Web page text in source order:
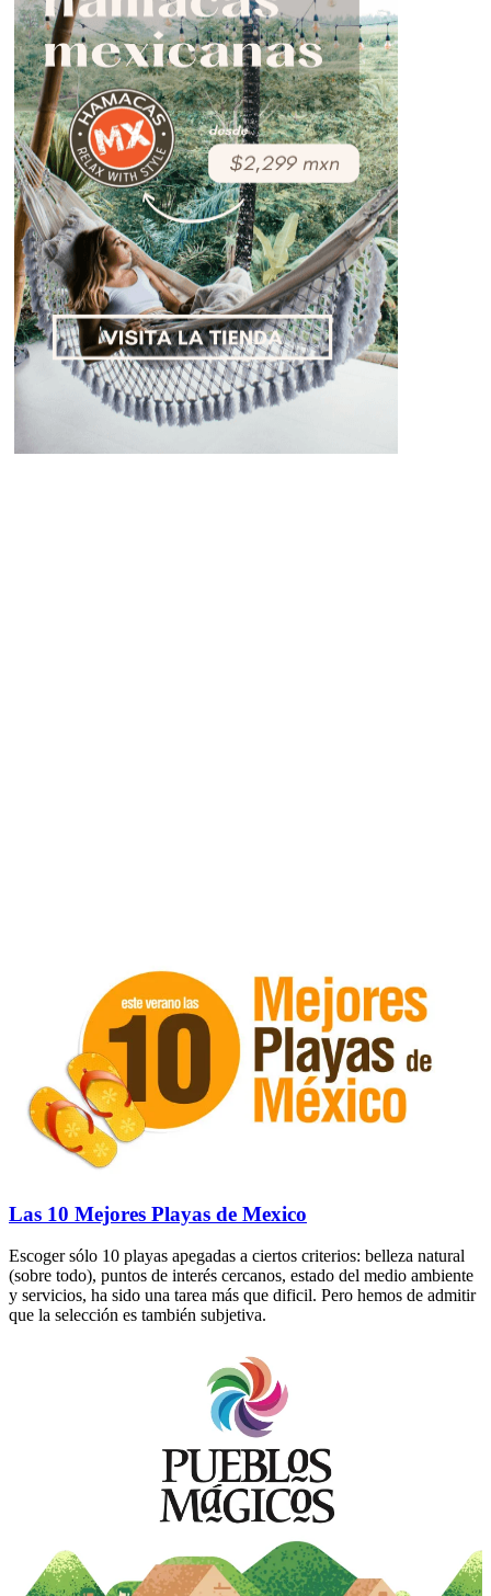
Las 10 Mejores Playas de Mexico
Escoger sólo 10 playas apegadas a ciertos criterios: belleza natural
(sobre todo), puntos de interés cercanos, estado del medio ambiente
y servicios, ha sido una tarea más que dificil. Pero hemos de admitir
que la selección es también subjetiva.